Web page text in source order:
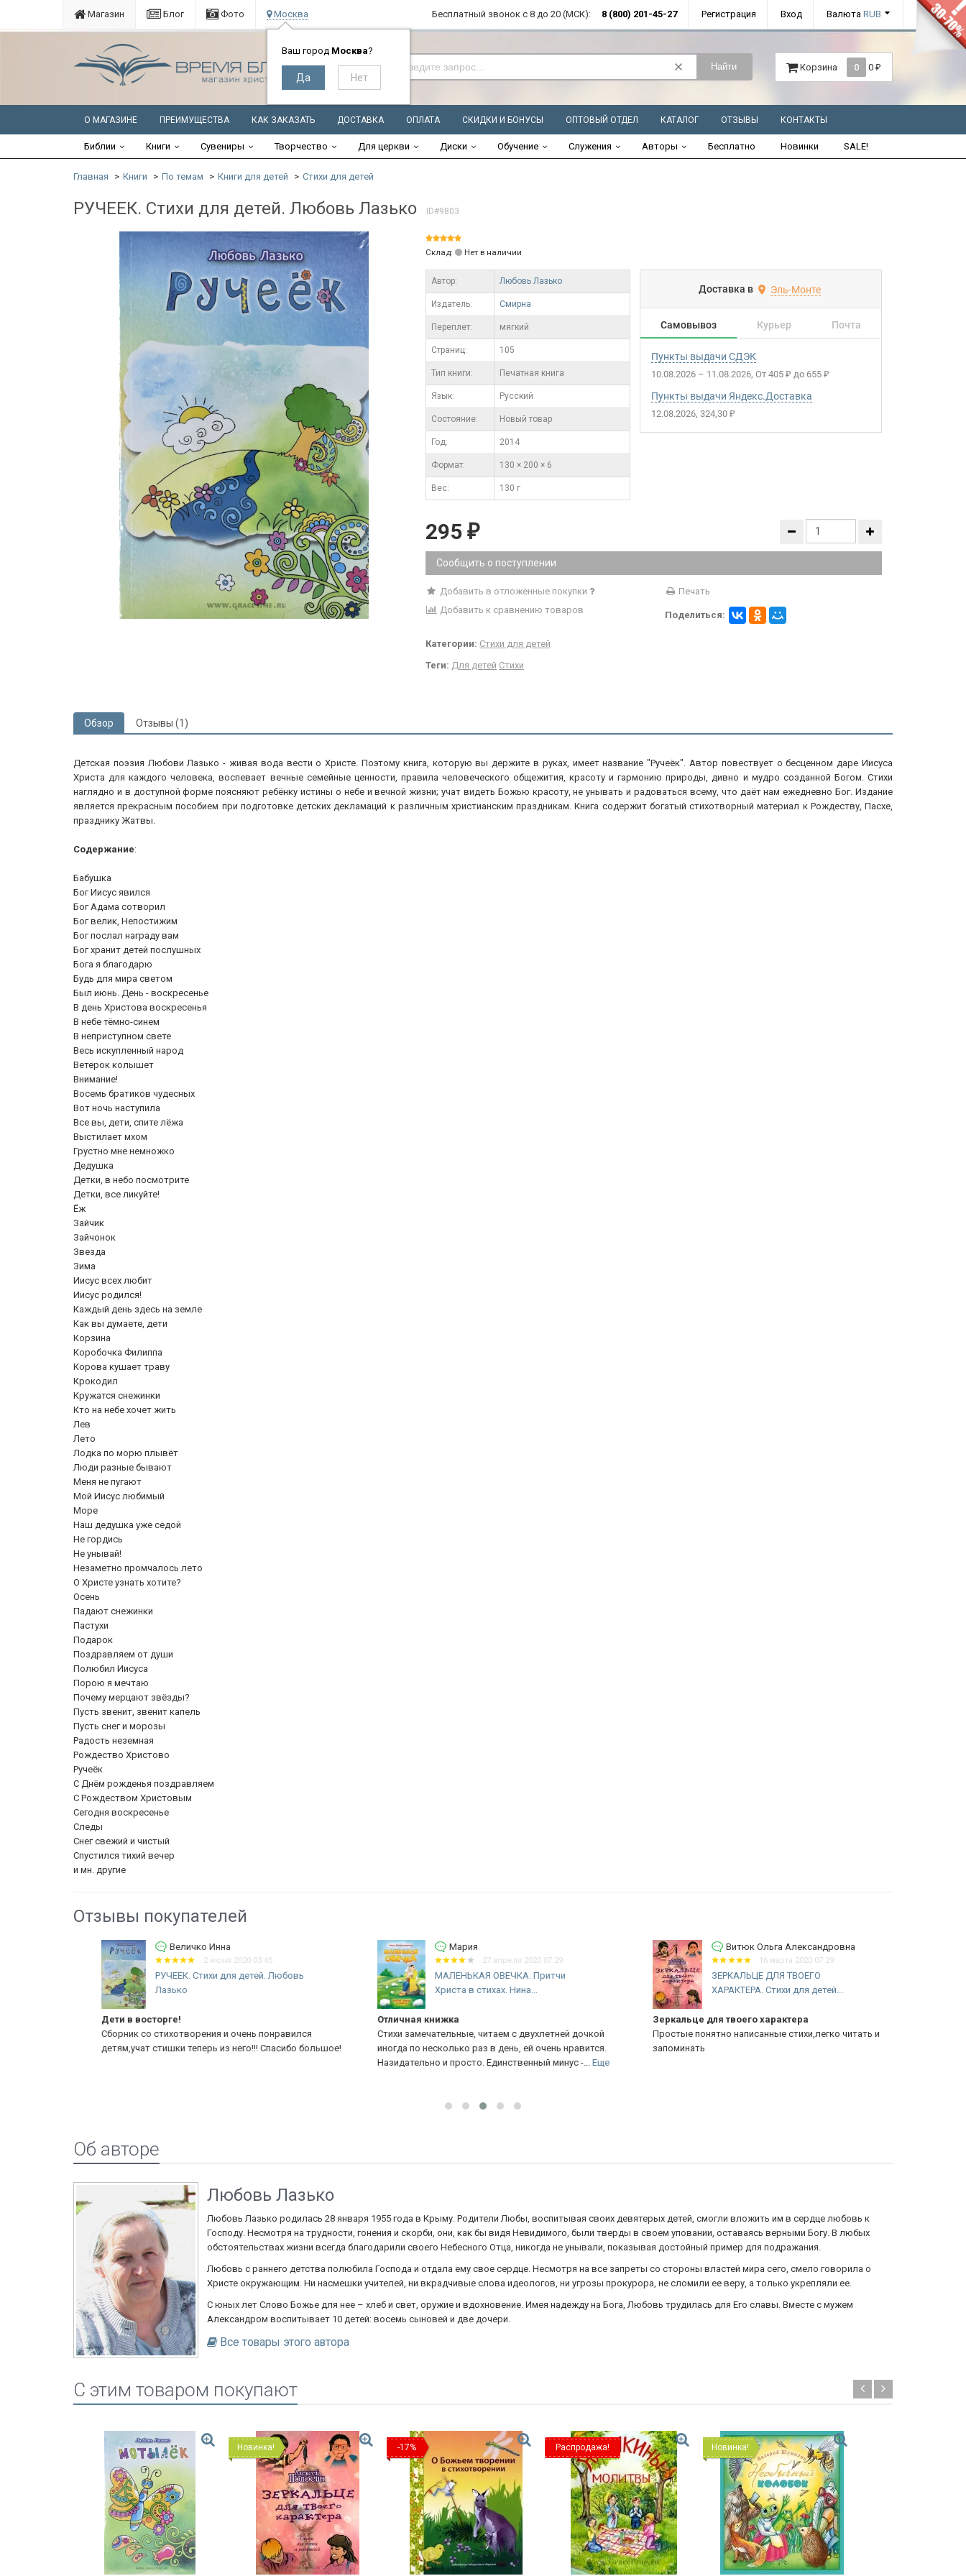
Магазин Блог Фото Москва
Ваш город Москва?
Бесплатный звонок с 8 до 20 (МСК): 8 (800) 201-45-27 Регистрация Вход Валюта RUB
Найти Корзина 0 0 ₽
О МАГАЗИНЕ ПРЕИМУЩЕСТВА КАК ЗАКАЗАТЬ ДОСТАВКА ОПЛАТА СКИДКИ И БОНУСЫ ОПТОВЫЙ ОТДЕЛ КАТАЛОГ ОТЗЫВЫ КОНТАКТЫ
Библии Книги Сувениры Творчество Для церкви Диски Обучение Служения Авторы Бесплатно Новинки SALE!
Главная Книги По темам Книги для детей Стихи для детей
РУЧЕЕК. Стихи для детей. Любовь Лазько ID#9803
Склад: Нет в наличии
Автор: Любовь Лазько
Издатель: Смирна
Переплет: мягкий
Cтраниц: 105
Тип книги: Печатная книга
Язык: Русский
Состояние: Новый товар
Год: 2014
Формат: 130 × 200 × 6
Вес: 130 г
Доставка в Эль-Монте
Самовывоз Курьер Почта
Пункты выдачи СДЭК
10.08.2026 – 11.08.2026 От 405₽ до 655₽
Пункты выдачи Яндекс.Доставка
12.08.2026 324,30₽
295 ₽
Сообщить о поступлении
Добавить в отложенные покупки
Печать
Добавить к сравнению товаров
Поделиться:
Категории: Стихи для детей
Теги: Для детей Стихи
Обзор Отзывы (1)
Детская поэзия Любови Лазько - живая вода вести о Христе. Поэтому книга, которую вы держите в руках, имеет название "Ручеёк". Автор повествует о бесценном даре Иисуса
Христа для каждого человека, воспевает вечные семейные ценности, правила человеческого общежития, красоту и гармонию природы, дивно и мудро созданной Богом. Стихи
наглядно и в доступной форме поясняют ребёнку истины о небе и вечной жизни; учат видеть Божью красоту, не унывать и радоваться всему, что даёт нам ежедневно Бог. Издание
является прекрасным пособием при подготовке детских декламаций к различным христианским праздникам. Книга содержит богатый стихотворный материал к Рождеству, Пасхе,
празднику Жатвы.
Содержание:
Бабушка
Бог Иисус явился
Бог Адама сотворил
Бог велик, Непостижим
Бог послал награду вам
Бог хранит детей послушных
Бога я благодарю
Будь для мира светом
Был июнь. День - воскресенье
В день Христова воскресенья
В небе тёмно-синем
В неприступном свете
Весь искупленный народ
Ветерок колышет
Внимание!
Восемь братиков чудесных
Вот ночь наступила
Все вы, дети, спите лёжа
Выстилает мхом
Грустно мне немножко
Дедушка
Детки, в небо посмотрите
Детки, все ликуйте!
Ёж
Зайчик
Зайчонок
Звезда
Зима
Иисус всех любит
Иисус родился!
Каждый день здесь на земле
Как вы думаете, дети
Корзина
Коробочка Филиппа
Корова кушает траву
Крокодил
Кружатся снежинки
Кто на небе хочет жить
Лев
Лето
Лодка по морю плывёт
Люди разные бывают
Меня не пугают
Мой Иисус любимый
Море
Наш дедушка уже седой
Не гордись
Не унывай!
Незаметно промчалось лето
О Христе узнать хотите?
Осень
Падают снежинки
Пастухи
Подарок
Поздравляем от души
Полюбил Иисуса
Порою я мечтаю
Почему мерцают звёзды?
Пусть звенит, звенит капель
Пусть снег и морозы
Радость неземная
Рождество Христово
Ручеёк
С Днём рожденья поздравляем
С Рождеством Христовым
Сегодня воскресенье
Следы
Снег свежий и чистый
Спустился тихий вечер
и мн. другие
Отзывы покупателей
Величко Инна
2 июня 2020 03:45
РУЧЕЕК. Стихи для детей. Любовь
Лазько
Дети в восторге!
Сборник со стихотворения и очень понравился
детям,учат стишки теперь из него!!! Спасибо большое!
Мария
27 апреля 2020 07:29
МАЛЕНЬКАЯ ОВЕЧКА. Притчи
Христа в стихах. Нина...
Отличная книжка
Стихи замечательные, читаем с двухлетней дочкой
иногда по несколько раз в день, ей очень нравится.
Назидательно и просто. Единственный минус -...Еще
Витюк Ольга Александровна
16 марта 2020 07:29
ЗЕРКАЛЬЦЕ ДЛЯ ТВОЕГО
ХАРАКТЕРА. Стихи для детей...
Зеркальце для твоего характера
Простые понятно написанные стихи,легко читать и
запоминать
Об авторе
Любовь Лазько
Любовь Лазько родилась 28 января 1955 года в Крыму. Родители Любы, воспитывая своих девятерых детей, смогли вложить им в сердце любовь к
Господу. Несмотря на трудности, гонения и скорби, они, как бы видя Невидимого, были тверды в своем уповании, оставаясь верными Богу. В любых
обстоятельствах жизни всегда благодарили своего Небесного Отца, никогда не унывали, показывая достойный пример для подражания.
Любовь с раннего детства полюбила Господа и отдала ему свое сердце. Несмотря на все запреты со стороны властей мира сего, смело говорила о
Христе окружающим. Ни насмешки учителей, ни вкрадчивые слова идеологов, ни угрозы прокурора, не сломили ее веру, а только укрепляли ее.
С юных лет Слово Божье для нее – хлеб и свет, оружие и вдохновение. Имея надежду на Бога, Любовь трудилась для Его славы. Вместе с мужем
Александром воспитывает 10 детей: восемь сыновей и две дочери.
Все товары этого автора
C этим товаром покупают
Новинка! -17% Распродажа! Новинка!